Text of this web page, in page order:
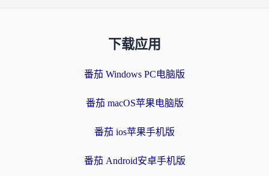
下载应用
番茄 Windows PC电脑版
番茄 macOS苹果电脑版
番茄 ios苹果手机版
番茄 Android安卓手机版